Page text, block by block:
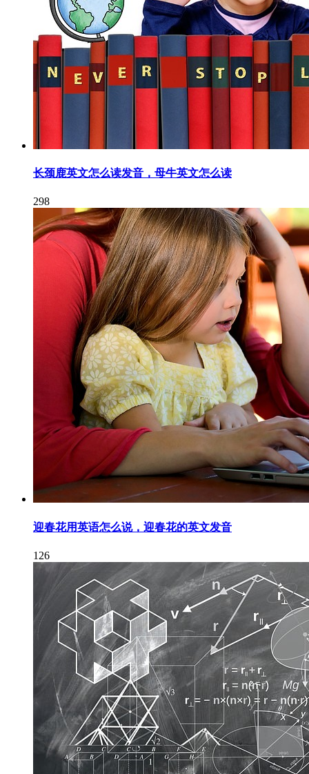
长颈鹿英文怎么读发音，母牛英文怎么读
298
迎春花用英语怎么说，迎春花的英文发音
126